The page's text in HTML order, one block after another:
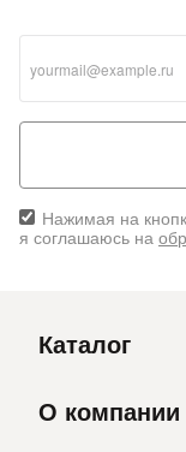
Нажимая на
я соглашаюсь на
Каталог
О компании